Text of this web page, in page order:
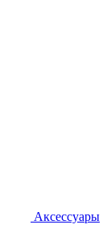
Аксессуары